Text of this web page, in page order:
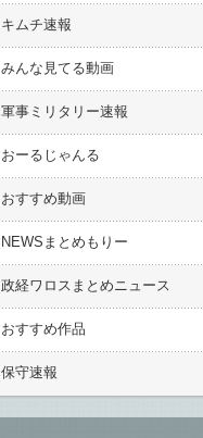
キムチ速報
みんな見てる動画
軍事ミリタリー速報
おーるじゃんる
おすすめ動画
NEWSまとめもりー
政経ワロスまとめニュース
おすすめ作品
保守速報